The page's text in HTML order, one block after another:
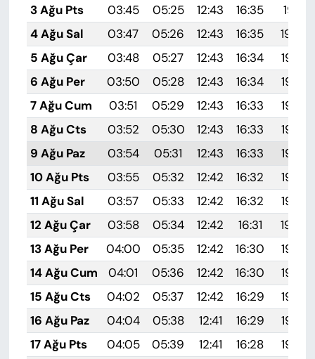
3 Ağu Pts
03:45 05:25 12:43 16:35
19:51
4 Ağu Sal
03:47 05:26 12:43 16:35
19:50
5 Ağu Çar
03:48 05:27 12:43 16:34
19:49
6 Ağu Per
03:50 05:28 12:43 16:34
19:48
7 Ağu Cum
03:51 05:29 12:43 16:33
19:46
8 Ağu Cts
03:52 05:30 12:43 16:33
19:45
9 Ağu Paz
03:54 05:31 12:43 16:33
19:44
10 Ağu Pts
03:55 05:32 12:42 16:32
19:43
11 Ağu Sal
03:57 05:33 12:42 16:32
19:42
12 Ağu Çar
03:58 05:34 12:42 16:31
19:40
13 Ağu Per
04:00 05:35 12:42 16:30
19:39
14 Ağu Cum
04:01 05:36 12:42 16:30
19:38
15 Ağu Cts
04:02 05:37 12:42 16:29
19:36
16 Ağu Paz
04:04 05:38 12:41 16:29
19:35
17 Ağu Pts
04:05 05:39 12:41 16:28
19:34